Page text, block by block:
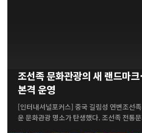
조선족 문화관광의 새 랜드마
본격 운영
[인터내셔널포커스] 중국 길림성 연변조선
운 문화관광 명소가 탄생했다. 조선족 전통